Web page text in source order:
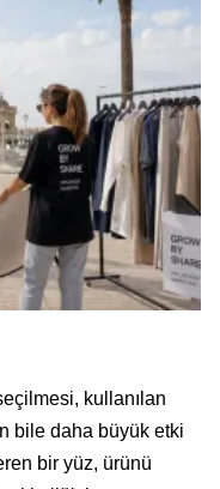
kullanılan
bile daha büyük etki
bir yüz, ürünü